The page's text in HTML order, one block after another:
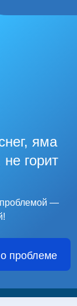
яма
не горит
проблемой —
проблеме